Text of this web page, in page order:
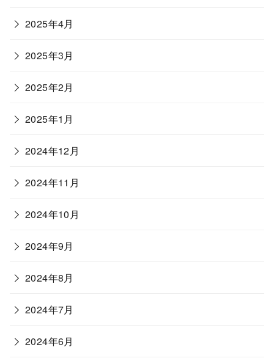
2025年4月
2025年3月
2025年2月
2025年1月
2024年12月
2024年11月
2024年10月
2024年9月
2024年8月
2024年7月
2024年6月